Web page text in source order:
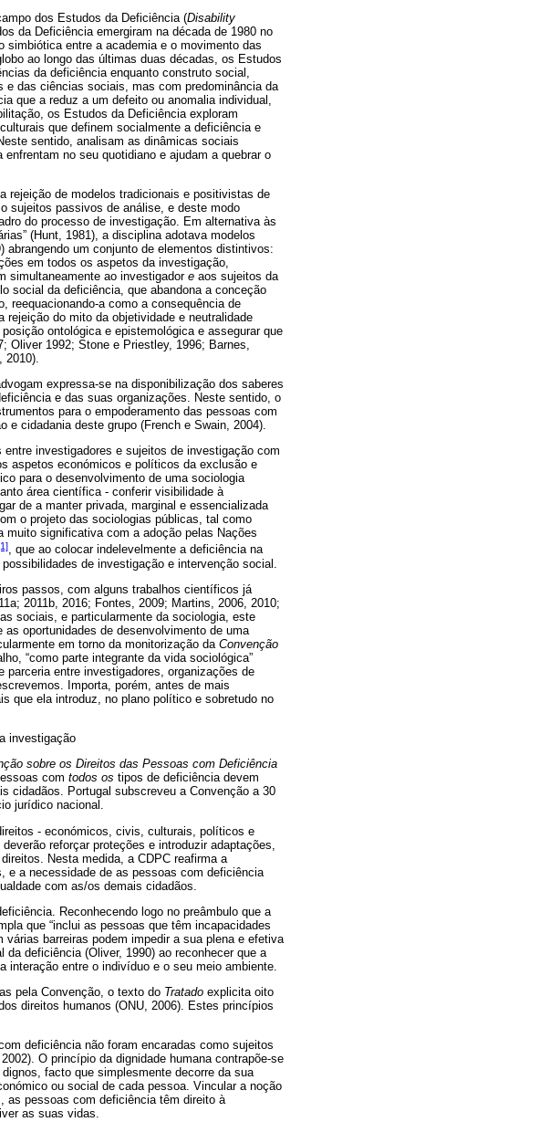
dos Estudos da Deficiência (Disability
da Deficiência emergiram na década de 1980 no
simbiótica entre a academia e o movimento das
ao longo das últimas duas décadas, os Estudos
da deficiência enquanto construto social,
das ciências sociais, mas com predominância da
que a reduz a um defeito ou anomalia individual,
os Estudos da Deficiência exploram
que definem socialmente a deficiência e
sentido, analisam as dinâmicas sociais
no seu quotidiano e ajudam a quebrar o
rejeição de modelos tradicionais e positivistas de
sujeitos passivos de análise, e deste modo
do processo de investigação. Em alternativa às
(Hunt, 1981), a disciplina adotava modelos
um conjunto de elementos distintivos:
em todos os aspetos da investigação,
simultaneamente ao investigadore aos sujeitos da
social da deficiência, que abandona a conceção
reequacionando-a como a consequência de
do mito da objetividade e neutralidade
ontológica e epistemológica e assegurar que
Oliver 1992; Stone e Priestley, 1996; Barnes,
2010).
expressa-se na disponibilização dos saberes
e das suas organizações. Neste sentido, o
para o empoderamento das pessoas com
e cidadania deste grupo (French e Swain, 2004).
investigadores e sujeitos de investigação com
aspetos económicos e políticos da exclusão e
para o desenvolvimento de uma sociologia
área científica - conferir visibilidade à
de a manter privada, marginal e essencializada
o projeto das sociologias públicas, tal como
muito significativa com a adoção pelas Nações
, que ao colocar indelevelmente a deficiência na
de investigação e intervenção social.
passos, com alguns trabalhos científicos já
2011b, 2016; Fontes, 2009; Martins, 2006, 2010;
sociais, e particularmente da sociologia, este
oportunidades de desenvolvimento de uma
em torno da monitorização da Convenção
“como parte integrante da vida sociológica”
entre investigadores, organizações de
Importa, porém, antes de mais
que ela introduz, no plano político e sobretudo no
investigação
sobre os Direitos das Pessoas com Deficiência
com todos os tipos de deficiência devem
cidadãos. Portugal subscreveu a Convenção a 30
jurídico nacional.
- económicos, civis, culturais, políticos e
reforçar proteções e introduzir adaptações,
Nesta medida, a CDPC reafirma a
e a necessidade de as pessoas com deficiência
com as/os demais cidadãos.
Reconhecendo logo no preâmbulo que a
que “inclui as pessoas que têm incapacidades
barreiras podem impedir a sua plena e efetiva
deficiência (Oliver, 1990) ao reconhecer que a
entre o indivíduo e o seu meio ambiente.
pela Convenção, o texto do Tratado explicita oito
direitos humanos (ONU, 2006). Estes princípios
deficiência não foram encaradas como sujeitos
O princípio da dignidade humana contrapõe-se
facto que simplesmente decorre da sua
ou social de cada pessoa. Vincular a noção
as pessoas com deficiência têm direito à
as suas vidas.